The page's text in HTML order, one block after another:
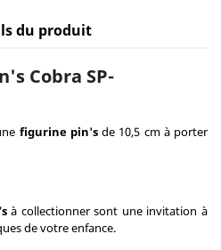
du produit
Cobra SP-
figurine pin'sde 10,5 cm à porter
à collectionner sont une invitation à
de votre enfance.